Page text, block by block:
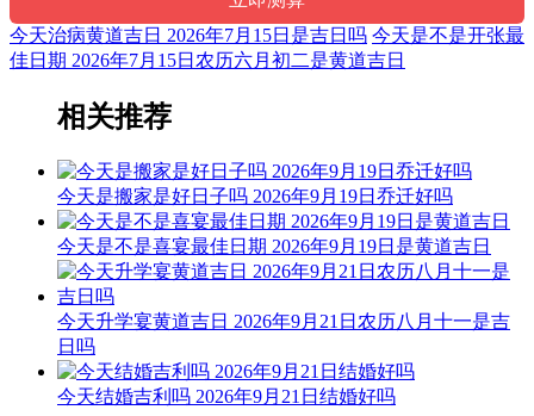
地、出类拔萃也，故为黄道之日。
诗云：
危日登高及行船，尤恐险惊多不安；修造支柱宜行细，伤着人
命苦难言。
结婚联姻用之吉，子孙后代有余钱；安床作灶亦可用，不可动
土与开山。
六曜：先胜 — 平(上午吉，下午凶)：依古籍观点，寓意上午
吉，下午凶。先到者胜，意为此日做任何事都要迅速，赶早不
赶晚。
六曜，又称孔明六曜星、小六壬，是中国传统历法中的一种注
文。后来传至日本，并于当地流行，而在中国影响日渐式微。
阳贵神：正南 月相：既朔月 岁破位：正北
今天治病黄道吉日 2026年7月15日是吉日吗 今天是不是开张最
佳日期 2026年7月15日农历六月初二是黄道吉日
相关推荐
今天是搬家是好日子吗 2026年9月19日乔迁好吗
今天是不是喜宴最佳日期 2026年9月19日是黄道吉日
今天升学宴黄道吉日 2026年9月21日农历八月十一是吉
日吗
今天结婚吉利吗 2026年9月21日结婚好吗